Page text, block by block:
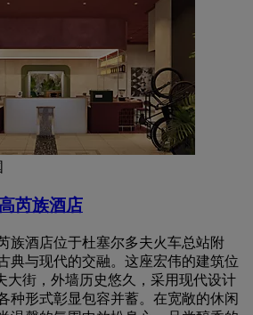
芮族酒店
族酒店位于杜塞尔多夫火车总站附
典与现代的交融。这座宏伟的建筑位
大街，外墙历史悠久，采用现代设计
种形式彰显包容并蓄。在宽敞的休闲